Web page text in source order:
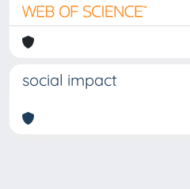
social impact